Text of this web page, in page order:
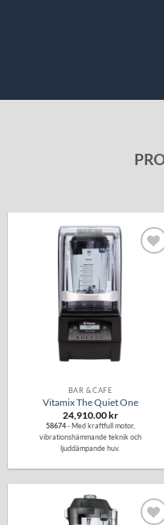
BAR & CAFÉ
Vitamix The Quiet One
24,910.00 kr
58674- Med kraftfull motor,
vibrationshämmande teknik och
ljuddämpande huv.